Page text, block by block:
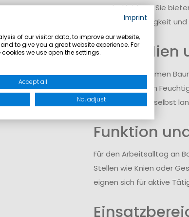
Crewbekleidung. Sie
Widerstandsfähigkeit
Materialien
Zum Einsatz kommen
unterstützen den
Dadurch können selbst
Funktion
Für den Arbeitsalltag an
Stellen wie Knien oder
eignen sich für aktive
Imprint
of our visitor data, to improve our website,
to give you a great website experience. For
we use open the settings.
Accept all
No, adjust